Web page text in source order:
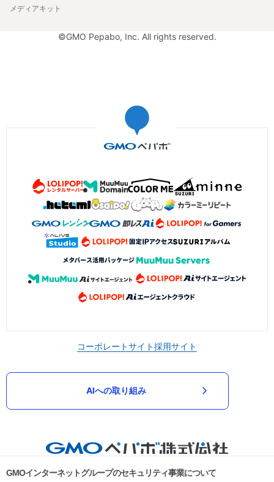
メディアキット
©GMO Pepabo, Inc. All rights reserved.
コーポレートサイト採用サイト
AIへの取り組み
GMOインターネットグループのセキュリティ事業について